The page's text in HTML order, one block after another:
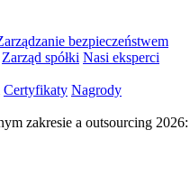
bezpieczeństwem
Zarząd spółki Nasi eksperci
Certyfikaty Nagrody
zakresie a outsourcing 2026: